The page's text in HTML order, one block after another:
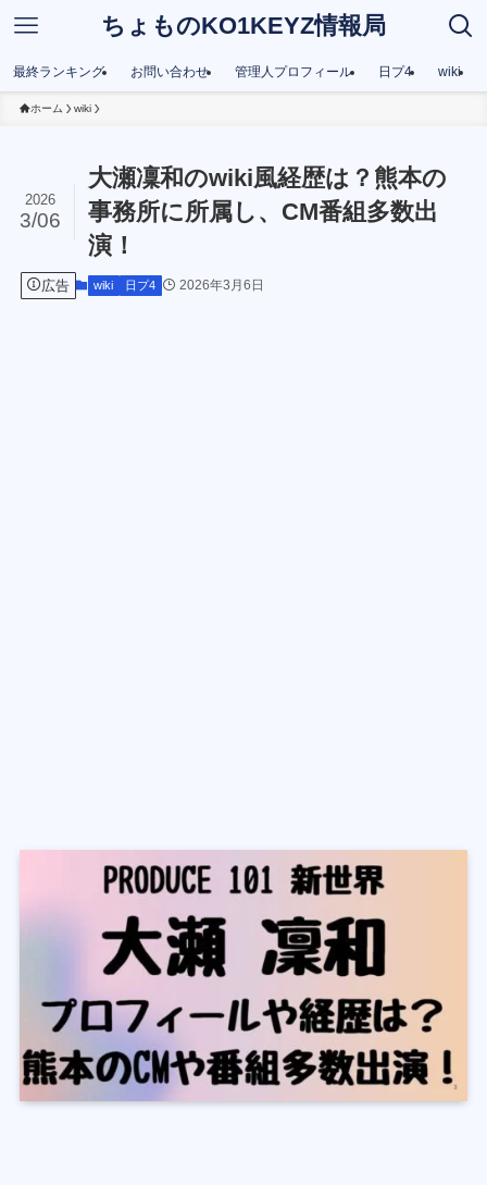
ちょものKO1KEYZ情報局
最終ランキング お問い合わせ 管理人プロフィール 日プ4 wiki
ホーム wiki
大瀬凜和のwiki風経歴は？熊本の
事務所に所属し、CM番組多数出
演！
2026
3/06
広告 wiki 日プ4 2026年3月6日